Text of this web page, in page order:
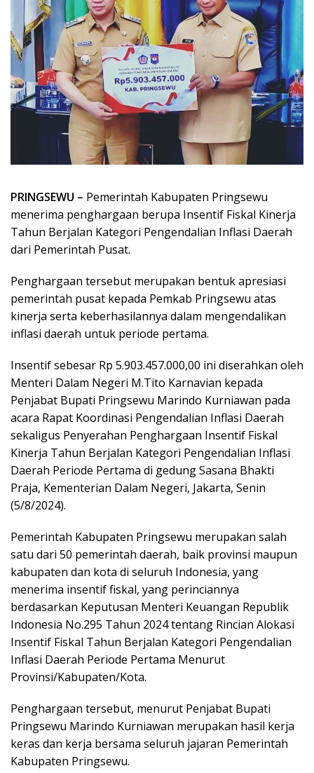
PRINGSEWU – Pemerintah Kabupaten Pringsewu
menerima penghargaan berupa Insentif Fiskal Kinerja
Tahun Berjalan Kategori Pengendalian Inflasi Daerah
dari Pemerintah Pusat.
Penghargaan tersebut merupakan bentuk apresiasi
pemerintah pusat kepada Pemkab Pringsewu atas
kinerja serta keberhasilannya dalam mengendalikan
inflasi daerah untuk periode pertama.
Insentif sebesar Rp 5.903.457.000,00 ini diserahkan oleh
Menteri Dalam Negeri M.Tito Karnavian kepada
Penjabat Bupati Pringsewu Marindo Kurniawan pada
acara Rapat Koordinasi Pengendalian Inflasi Daerah
sekaligus Penyerahan Penghargaan Insentif Fiskal
Kinerja Tahun Berjalan Kategori Pengendalian Inflasi
Daerah Periode Pertama di gedung Sasana Bhakti
Praja, Kementerian Dalam Negeri, Jakarta, Senin
(5/8/2024).
Pemerintah Kabupaten Pringsewu merupakan salah
satu dari 50 pemerintah daerah, baik provinsi maupun
kabupaten dan kota di seluruh Indonesia, yang
menerima insentif fiskal, yang perinciannya
berdasarkan Keputusan Menteri Keuangan Republik
Indonesia No.295 Tahun 2024 tentang Rincian Alokasi
Insentif Fiskal Tahun Berjalan Kategori Pengendalian
Inflasi Daerah Periode Pertama Menurut
Provinsi/Kabupaten/Kota.
Penghargaan tersebut, menurut Penjabat Bupati
Pringsewu Marindo Kurniawan merupakan hasil kerja
keras dan kerja bersama seluruh jajaran Pemerintah
Kabupaten Pringsewu.